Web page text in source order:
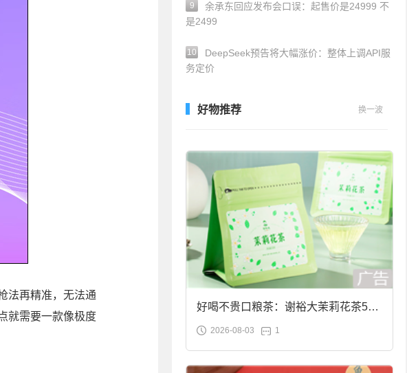
法再精准，无法通
就需要一款像极度
9
余承东回应发布会口误：起售价是24999 不
是2499
10
DeepSeek预告将大幅涨价：整体上调API服
务定价
好物推荐 换一波
好喝不贵口粮茶：谢裕大茉莉花茶50g
袋装9.9元到手
2026-08-03 1